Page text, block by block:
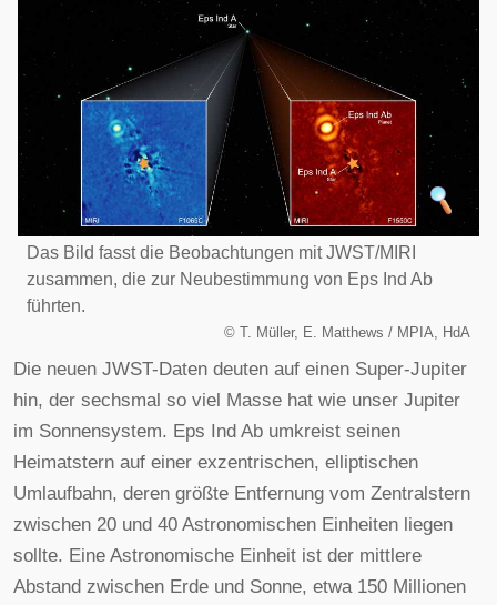
Das Bild fasst die Beobachtungen mit JWST/MIRI
zusammen, die zur Neubestimmung von Eps Ind Ab
führten.
© T. Müller, E. Matthews / MPIA, HdA
Die neuen JWST-Daten deuten auf einen Super-Jupiter
hin, der sechsmal so viel Masse hat wie unser Jupiter
im Sonnensystem. Eps Ind Ab umkreist seinen
Heimatstern auf einer exzentrischen, elliptischen
Umlaufbahn, deren größte Entfernung vom Zentralstern
zwischen 20 und 40 Astronomischen Einheiten liegen
sollte. Eine Astronomische Einheit ist der mittlere
Abstand zwischen Erde und Sonne, etwa 150 Millionen